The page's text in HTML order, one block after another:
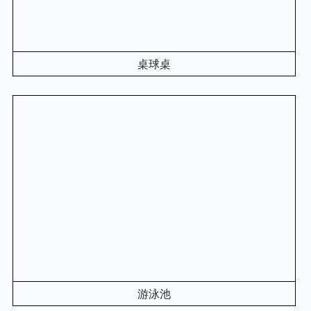
桌球桌
游泳池